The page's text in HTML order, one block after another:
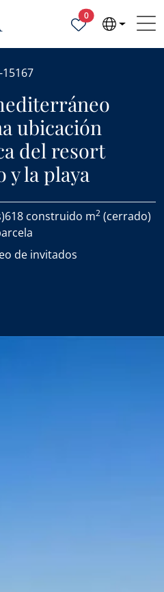
0Propiedades
15167
ubicación
del resort
y la playa
618 construido m2 (cerrado)
de invitados